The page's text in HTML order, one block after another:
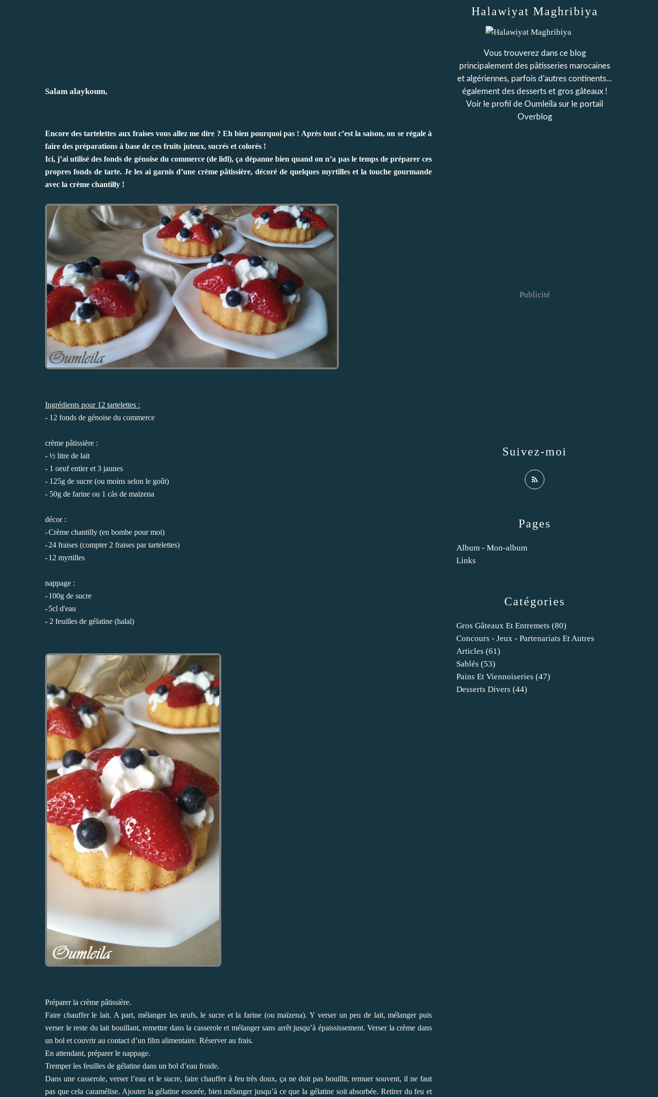
Salam alaykoum,
Encore des tartelettes aux fraises vous allez me dire ? Eh bien pourquoi pas ! Après tout c’est la saison, on se régale à
faire des préparations à base de ces fruits juteux, sucrés et colorés !
Ici, j’ai utilisé des fonds de génoise du commerce (de lidl), ça dépanne bien quand on n’a pas le temps de préparer ces
propres fonds de tarte. Je les ai garnis d’une crème pâtissière, décoré de quelques myrtilles et la touche gourmande
avec la crème chantilly !
Ingrédients pour 12 tartelettes :
- 12 fonds de génoise du commerce
crème pâtissière :
- ½ litre de lait
- 1 oeuf entier et 3 jaunes
- 125g de sucre (ou moins selon le goût)
- 50g de farine ou 1 càs de maïzena
décor :
-Crème chantilly (en bombe pour moi)
-24 fraises (compter 2 fraises par tartelettes)
-12 myrtilles
nappage :
-100g de sucre
-5cl d'eau
- 2 feuilles de gélatine (halal)
Préparer la crème pâtissière.
Faire chauffer le lait. A part, mélanger les œufs, le sucre et la farine (ou maïzena). Y verser un peu de lait, mélanger puis
verser le reste du lait bouillant, remettre dans la casserole et mélanger sans arrêt jusqu’à épaississement. Verser la crème dans
un bol et couvrir au contact d’un film alimentaire. Réserver au frais.
En attendant, préparer le nappage.
Tremper les feuilles de gélatine dans un bol d’eau froide.
Dans une casserole, verser l’eau et le sucre, faire chauffer à feu très doux, ça ne doit pas bouillir, remuer souvent, il ne faut
pas que cela caramélise. Ajouter la gélatine essorée, bien mélanger jusqu’à ce que la gélatine soit absorbée. Retirer du feu et
Catégories
Gros Gâteaux Et Entremets (80)
Concours - Jeux - Partenariats Et Autres
Articles (61)
Sablés (53)
Pains Et Viennoiseries (47)
Desserts Divers (44)
Pages
Album - Mon-album
Links
Halawiyat Maghribiya
Vous trouverez dans ce blog
principalement des pâtisseries marocaines
et algériennes, parfois d'autres continents...
également des desserts et gros gâteaux !
Voir le profil de Oumleïla sur le portail
Overblog
Suivez-moi
Publicité